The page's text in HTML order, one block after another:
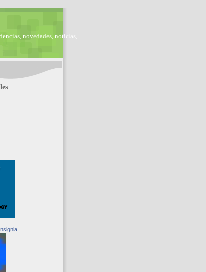
novedades, noticias,